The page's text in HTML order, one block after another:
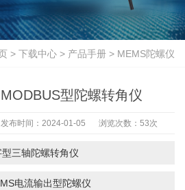
> 下载中心 > 产品手册 > MEMS陀螺仪
型陀螺转角仪
发布时间：2024-01-05 浏览次数：53次
三轴陀螺转角仪
电流输出型陀螺仪